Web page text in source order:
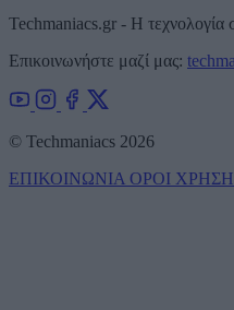
Techmaniacs.gr - Η τεχνολογία
Επικοινωνήστε μαζί μας:
© Techmaniacs 2026
ΕΠΙΚΟΙΝΩΝΙΑ ΟΡΟΙ